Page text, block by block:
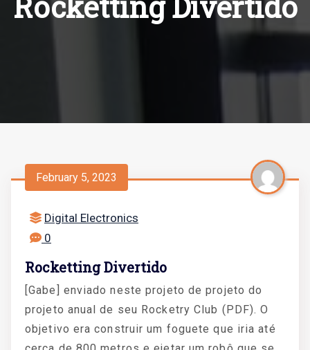
February 5, 2023
Digital Electronics
0
Rocketting Divertido
[Gabe] enviado neste projeto de projeto do
projeto anual de seu Rocketry Club (PDF). O
objetivo era construir um foguete que iria até